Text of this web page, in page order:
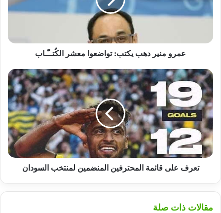
معشر
عمرو منير دهب يكتب: تواضعوا معشر الكُتــّـاب
تعرف
على
قائمة
المحترفين
المنضمين
لمنتخب
السودان
تعرف على قائمة المحترفين المنضمين لمنتخب السودان
مقالات ذات صلة